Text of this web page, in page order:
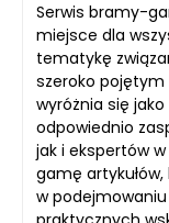
Serwis bramy-
miejsce dla
tematykę
szeroko
wyróżnia się
odpowiednio
jak i ekspertów
gamę
w